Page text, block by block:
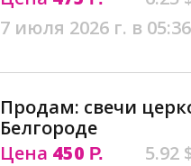
7 июля 2026 г. в 05:36
Продам: свечи
Белгороде
Цена 450 Р.
5.92